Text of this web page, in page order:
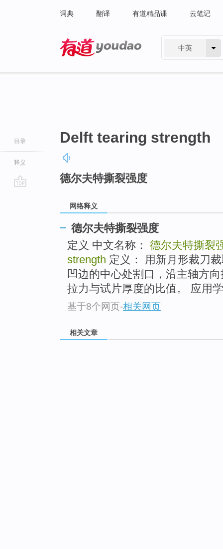
词典 翻译 有道精品课 云笔记
中英
目录
释义
Delft tearing strength
德尔夫特撕裂强度
网络释义
德尔夫特撕裂强度
定义 中文名称： 德尔夫特撕裂
strength 定义： 用新月形裁刀
凹边的中心处割口，沿主轴方
拉力与试片厚度的比值。 应用
基于8个网页-相关网页
相关文章